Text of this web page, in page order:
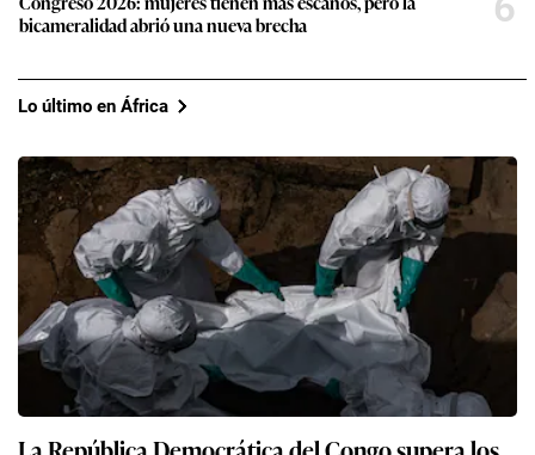
bicameralidad abrió una nueva brecha
Lo último en África